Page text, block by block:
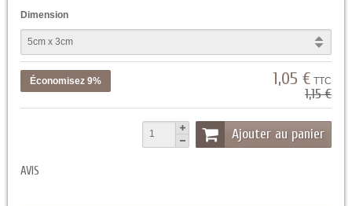
Dimension
Économisez 9% 1,05 € TTC
1,15 €
Ajouter au panier
AVIS